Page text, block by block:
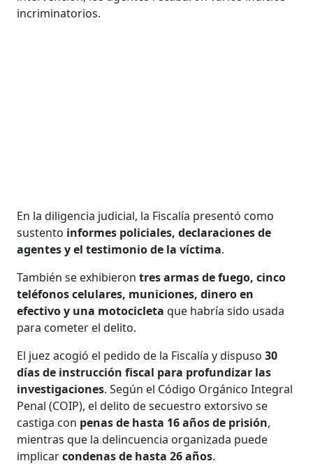
incriminatorios.
En la diligencia judicial, la Fiscalía presentó como
sustento informes policiales, declaraciones de
agentes y el testimonio de la víctima.
También se exhibierontres armas de fuego, cinco
teléfonos celulares, municiones, dinero en
efectivo y una motocicleta que habría sido usada
para cometer el delito.
El juez acogió el pedido de la Fiscalía y dispuso30
días de instrucción fiscal para profundizar las
investigaciones. Según el Código Orgánico Integral
Penal (COIP), el delito de secuestro extorsivo se
castiga con penas de hasta 16 años de prisión,
mientras que la delincuencia organizada puede
implicarcondenas de hasta 26 años.